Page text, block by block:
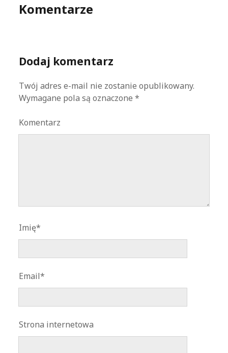
Komentarze
Dodaj komentarz
Twój adres e-mail nie zostanie opublikowany.
Wymagane pola są oznaczone*
Komentarz
Imię*
Email*
Strona internetowa